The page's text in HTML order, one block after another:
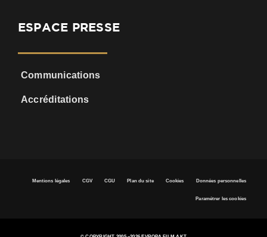
ESPACE PRESSE
Communications
Accréditations
Mentions légales CGV CGU Plan du site Cookies Données personnelles
Paramétrer les cookies